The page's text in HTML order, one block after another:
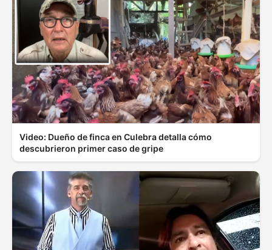
Video: Dueño de finca en Culebra detalla cómo
descubrieron primer caso de gripe